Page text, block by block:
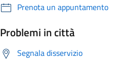
Prenota un appuntamento
Problemi in città
Segnala disservizio